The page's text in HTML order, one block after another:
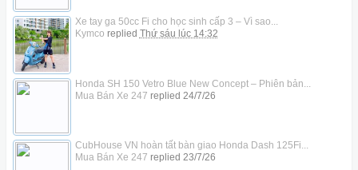
Xe tay ga 50cc Fi cho học sinh cấp 3 – Vì sao...
Kymco replied Thứ sáu lúc 14:32
Honda SH 150 Vetro Blue New Concept – Phiên bản...
Mua Bán Xe 247 replied 24/7/26
CubHouse VN hoàn tất bàn giao Honda Dash 125Fi...
Mua Bán Xe 247 replied 23/7/26